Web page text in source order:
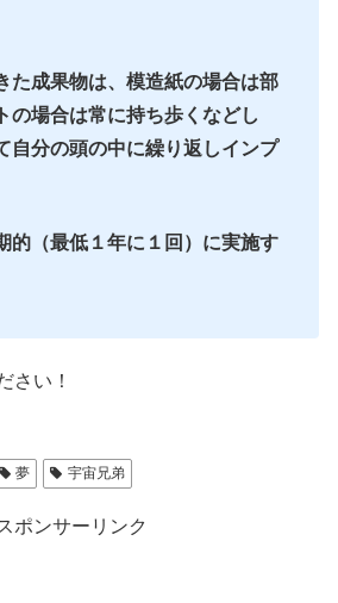
成果物は、模造紙の場合は部
の場合は常に持ち歩くなどし
自分の頭の中に繰り返しインプ
（最低１年に１回）に実施す
さい！
夢 宇宙兄弟
ポンサーリンク